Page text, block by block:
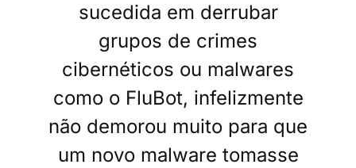
sucedida em derrubar
grupos de crimes
cibernéticos ou malwares
como o FluBot, infelizmente
não demorou muito para que
um novo malware tomasse